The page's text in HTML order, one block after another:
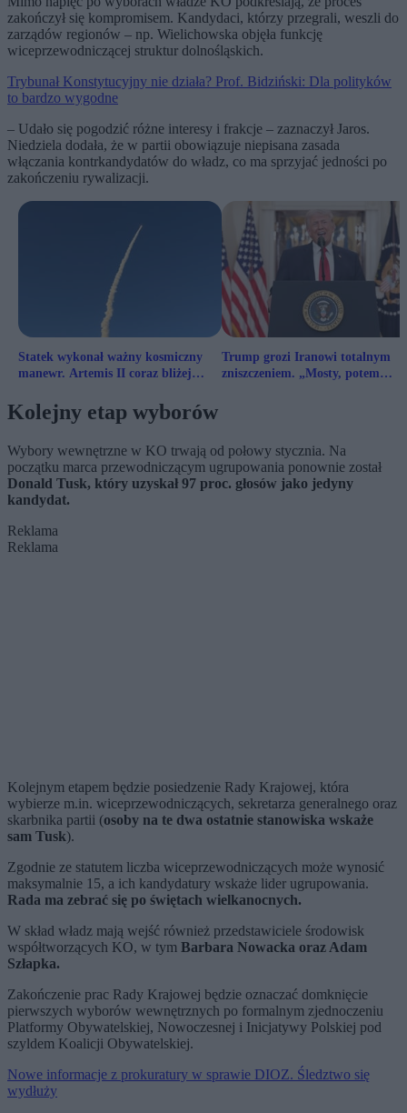
zakończył się kompromisem. Kandydaci, którzy przegrali, weszli do
zarządów regionów – np. Wielichowska objęła funkcję
wiceprzewodniczącej struktur dolnośląskich.
Trybunał Konstytucyjny nie działa? Prof. Bidziński: Dla polityków
to bardzo wygodne
– Udało się pogodzić różne interesy i frakcje – zaznaczył Jaros.
Niedziela dodała, że w partii obowiązuje niepisana zasada
włączania kontrkandydatów do władz, co ma sprzyjać jedności po
zakończeniu rywalizacji.
Statek wykonał ważny kosmiczny
manewr. Artemis II coraz bliżej
Trump grozi Iranowi totalnym
zniszczeniem. „Mosty, potem
Kolejny etap wyborów
Wybory wewnętrzne w KO trwają od połowy stycznia. Na
początku marca przewodniczącym ugrupowania ponownie został
Donald Tusk, który uzyskał 97 proc. głosów jako jedyny
kandydat.
Reklama
Reklama
Kolejnym etapem będzie posiedzenie Rady Krajowej, która
wybierze m.in. wiceprzewodniczących, sekretarza generalnego oraz
skarbnika partii (osoby na te dwa ostatnie stanowiska wskaże
sam Tusk).
Zgodnie ze statutem liczba wiceprzewodniczących może wynosić
maksymalnie 15, a ich kandydatury wskaże lider ugrupowania.
Rada ma zebrać się po świętach wielkanocnych.
W skład władz mają wejść również przedstawiciele środowisk
współtworzących KO, w tym Barbara Nowacka oraz Adam
Szłapka.
Zakończenie prac Rady Krajowej będzie oznaczać domknięcie
pierwszych wyborów wewnętrznych po formalnym zjednoczeniu
Platformy Obywatelskiej, Nowoczesnej i Inicjatywy Polskiej pod
szyldem Koalicji Obywatelskiej.
Nowe informacje z prokuratury w sprawie DIOZ. Śledztwo się
wydłuży